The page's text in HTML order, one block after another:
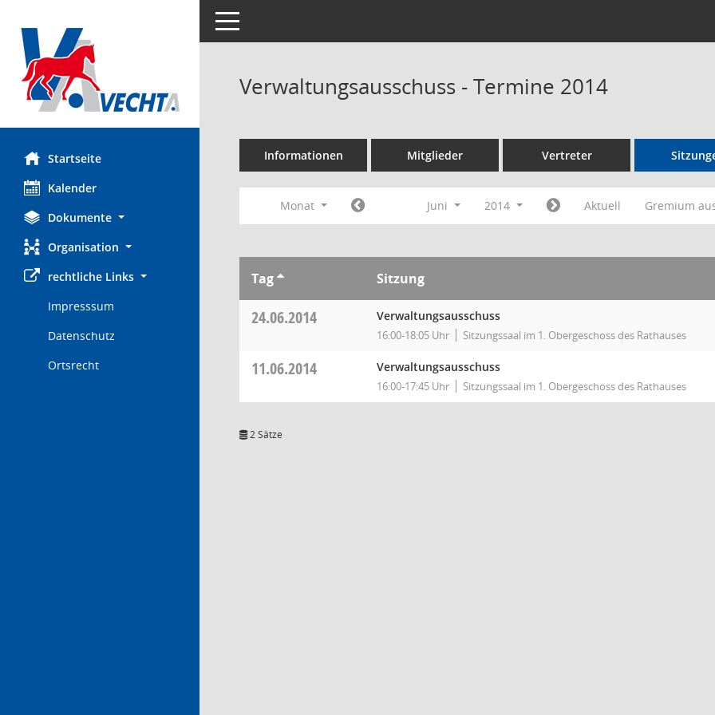
Startseite
Kalender
Dokumente
Organisation
rechtliche Links
Impresssum
Datenschutz
Ortsrecht
Toggle navigation
Verwaltungsausschuss - Termine 2014
Informationen Mitglieder Vertreter
Monat Juni 2014 Aktuell Gremium
Tag Sitzung
24.06.2014 Verwaltungsausschuss
16:00-18:05 Uhr Sitzungssaal im 1. Obergeschoss des Rathauses
11.06.2014 Verwaltungsausschuss
16:00-17:45 Uhr Sitzungssaal im 1. Obergeschoss des Rathauses
2 Sätze